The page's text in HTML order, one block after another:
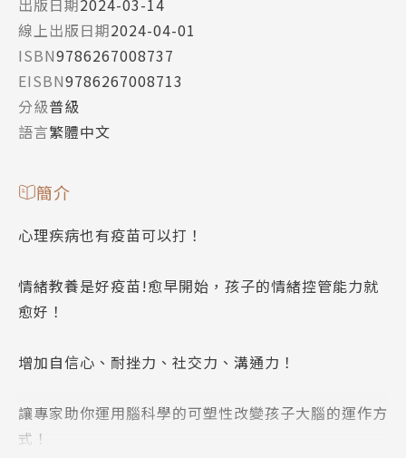
出版日期2024-03-14
線上出版日期2024-04-01
ISBN9786267008737
EISBN9786267008713
分級普級
語言繁體中文
簡介
心理疾病也有疫苗可以打！
情緒教養是好疫苗!愈早開始，孩子的情緒控管能力就
愈好！
增加自信心、耐挫力、社交力、溝通力！
讓專家助你運用腦科學的可塑性改變孩子大腦的運作方
式！